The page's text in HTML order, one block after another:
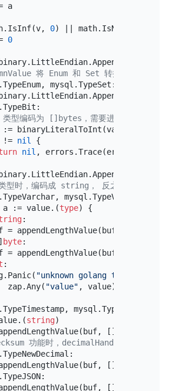
a
0) || math.IsNaN(v) {
0
将 Enum 和 Set 转换为了
mysql.TypeSet:
编码为 []bytes，需要进一步转换为
binaryLiteralToInt(value.([]
nil
{
nil , errors.Trace(err)
型时，编码成 string， 反之则为 []byte
mysql.TypeVarString,
:= value.(type) {
:
= appendLengthValue(buf, []
byte:
= appendLengthValue(buf, a)
:
"unknown golang type for
zap.Any(
"value" , value), zap.Any(
mysql.TypeDatetime,
string)
[]
功能时，decimalHandlingMode
[]
[]